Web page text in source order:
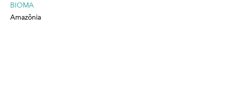
BIOMA
Amazônia